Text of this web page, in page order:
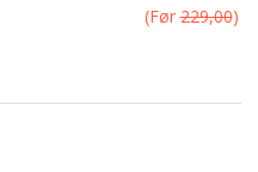
(Før229,00)